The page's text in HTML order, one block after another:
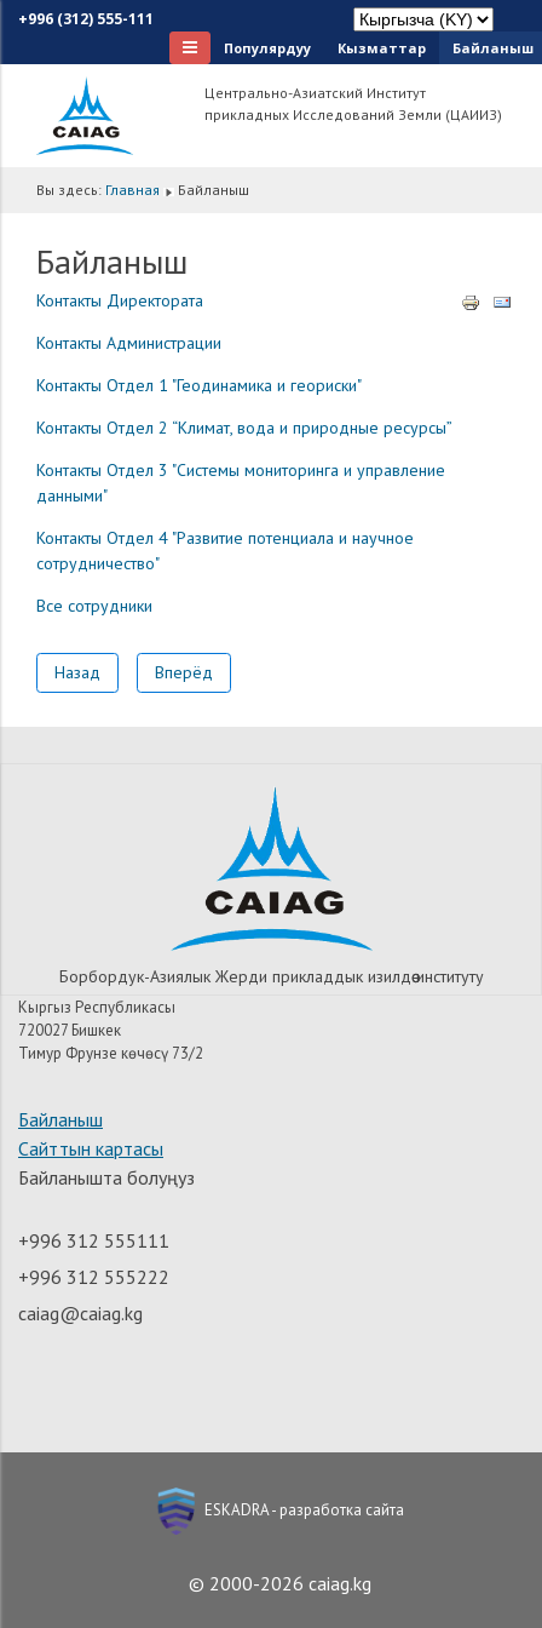
+996 (312) 555-111
Популярдуу Кызматтар Байланыш
Центрально-Азиатский Институт
прикладных Исследований Земли (ЦАИИЗ)
Вы здесь: Главная Байланыш
Байланыш
Контакты Директората
Контакты Администрации
Контакты Отдел 1 "Геодинамика и геориски"
Контакты Отдел 2 “Климат, вода и природные ресурсы”
Контакты Отдел 3 "Системы мониторинга и управление
данными"
Контакты Отдел 4 "Развитие потенциала и научное
сотрудничество"
Все сотрудники
Назад Вперёд
Борбордук-Азиялык Жерди прикладдык изилдѳѳ институту
Кыргыз Республикасы
720027 Бишкек
Тимур Фрунзе көчөсү 73/2
Байланыш
Сайттын картасы
Байланышта болуңуз
+996 312 555111
+996 312 555222
caiag@caiag.kg
ESKADRA - разработка сайта
© 2000-2026 caiag.kg